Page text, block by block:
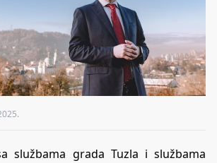
službama grada Tuzla i službama